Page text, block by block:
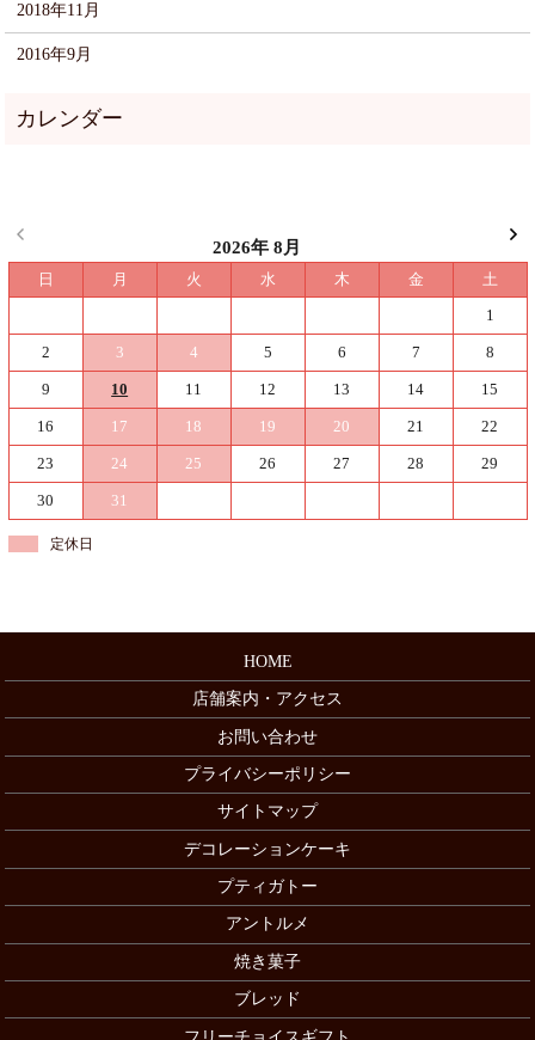
2018年11月
2016年9月
2026年 8月
日 月 火 水 木 金
土
1
2 3 4 5 6 7 8
9 10 11 12 13 14 15
16 17 18 19 20 21 22
23 24 25 26 27 28 29
30 31
定休日
HOME
店舗案内・アクセス
お問い合わせ
プライバシーポリシー
サイトマップ
デコレーションケーキ
プティガトー
アントルメ
焼き菓子
ブレッド